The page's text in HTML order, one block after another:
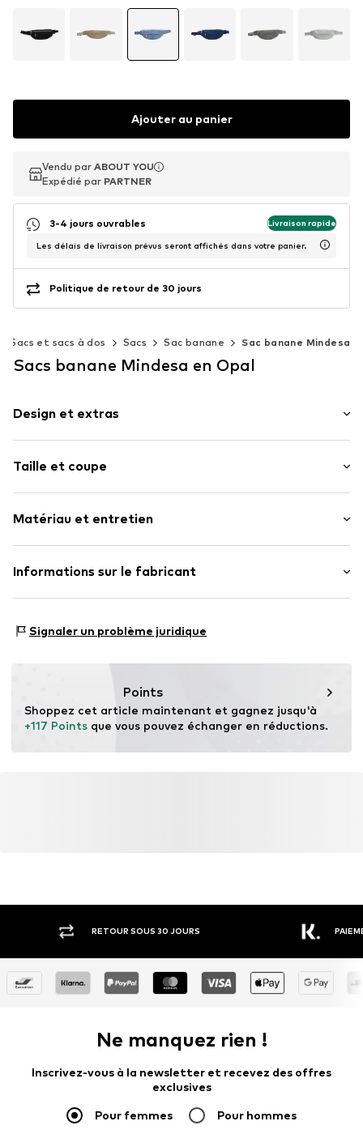
Ajouter au panier
Vendu par ABOUT YOU
Expédié par PARTNER
Vendu par ABOUT YOU
Expédié par PARTNER
3-4 jours ouvrables Livraison rapide
Les délais de livraison prévus seront affichés dans votre panier.
Politique de retour de 30 jours
Sacs et sacs à dos Sacs Sac banane Sac banane Mindesa
Sacs banane Mindesa en Opal
Design et extras
Bandoulière réglable
Etiquette patch / étiquette flag
Prise ferme
Taille et coupe
Matériau et entretien
Matériau supérieur : Polyamide (Nylon®)
Informations sur le fabricant
22529 Hamburg
Signaler un problème juridique
Points
+117 Points que vous pouvez échanger en réductions.
RETOUR SOUS 30 JOURS
Ne manquez rien !
Inscrivez-vous à la newsletter et recevez des offres
exclusives
Pour femmes Pour hommes